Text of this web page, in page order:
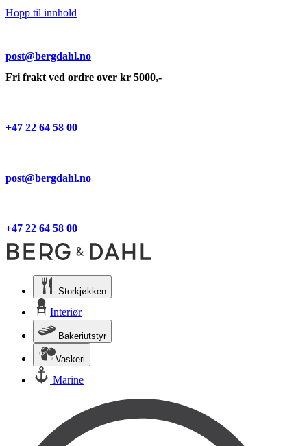
Hopp til innhold
post@bergdahl.no
Fri frakt ved ordre over kr 5000,-
+47 22 64 58 00
post@bergdahl.no
+47 22 64 58 00
Storkjøkken
Interiør
Bakeriutstyr
Vaskeri
Marine